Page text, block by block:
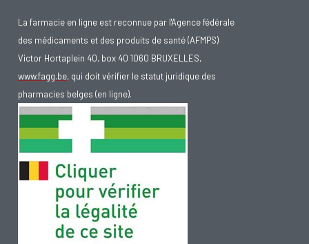
La farmacie en ligne est reconnue par l'Agence fédérale
des médicaments et des produits de santé (AFMPS)
Victor Hortaplein 40, box 40 1060 BRUXELLES,
www.fagg.be, qui doit vérifier le statut juridique des
pharmacies belges (en ligne).